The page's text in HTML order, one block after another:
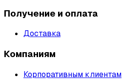
Получение и оплата
Доставка
Компаниям
Корпоративным клиентам